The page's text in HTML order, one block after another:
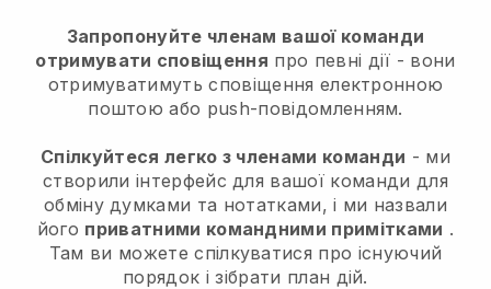
Запропонуйте членам вашої команди
отримувати сповіщення про певні дії - вони
отримуватимуть сповіщення електронною
поштою або push-повідомленням.
Спілкуйтеся легко з членами команди - ми
створили інтерфейс для вашої команди для
обміну думками та нотатками, і ми назвали
його приватними командними примітками .
Там ви можете спілкуватися про існуючий
порядок і зібрати план дій.